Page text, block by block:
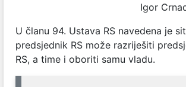
Igor
U članu 94. Ustava RS navedena je
predsjednik RS može razriješiti
RS, a time i oboriti samu vladu.